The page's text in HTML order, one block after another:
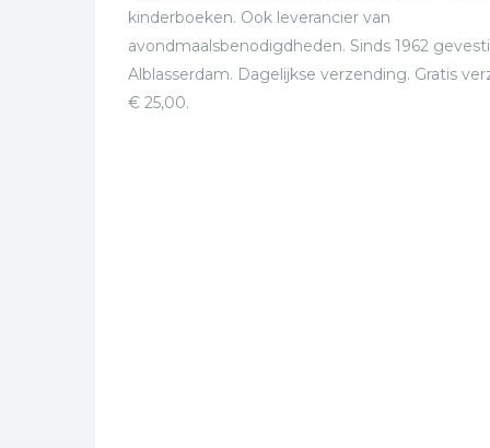
kinderboeken. Ook leverancier van
avondmaalsbenodigdheden. Sinds 1962
Alblasserdam. Dagelijkse verzending. Gratis
€ 25,00.